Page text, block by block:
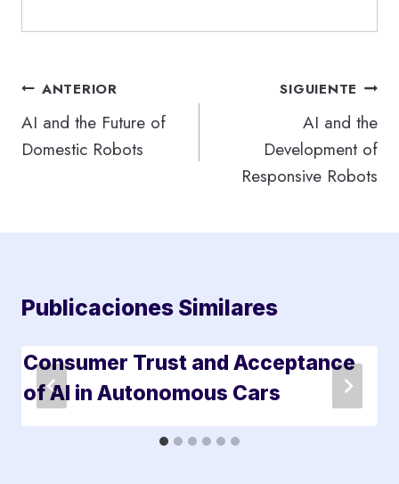
Navegación
de
entradas
ANTERIOR
AI and the Future of
Domestic Robots
SIGUIENTE
AI and the
Development of
Responsive Robots
Publicaciones Similares
Consumer Trust and Acceptance
of AI in Autonomous Cars